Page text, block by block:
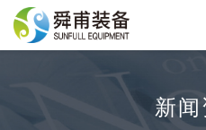
新闻